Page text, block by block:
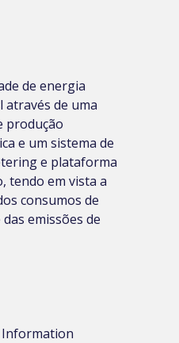
de energia
através de uma
produção
e um sistema de
e plataforma
tendo em vista a
consumos de
emissões de
Information